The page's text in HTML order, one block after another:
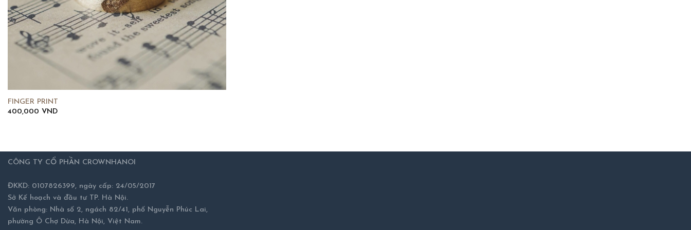
FINGER PRINT
400,000 VND
CÔNG TY CỔ PHẦN CROWNHANOI
ĐKKD: 0107826399, ngày cấp: 24/05/2017
Sở Kế hoạch và đầu tư TP. Hà Nội.
Văn phòng: Nhà số 2, ngách 82/41, phố Nguyễn Phúc Lai,
phường Ô Chợ Dừa, Hà Nội, Việt Nam.